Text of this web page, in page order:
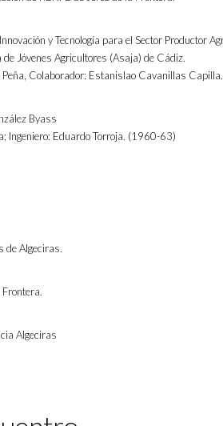
y Tecnología para el Sector Productor
Jóvenes Agricultores (Asaja) de Cádiz.
Peña, Colaborador: Estanislao Cavanillas
Byass
Ingeniero: Eduardo Torroja. (1960-63)
de Algeciras.
Frontera.
Algeciras